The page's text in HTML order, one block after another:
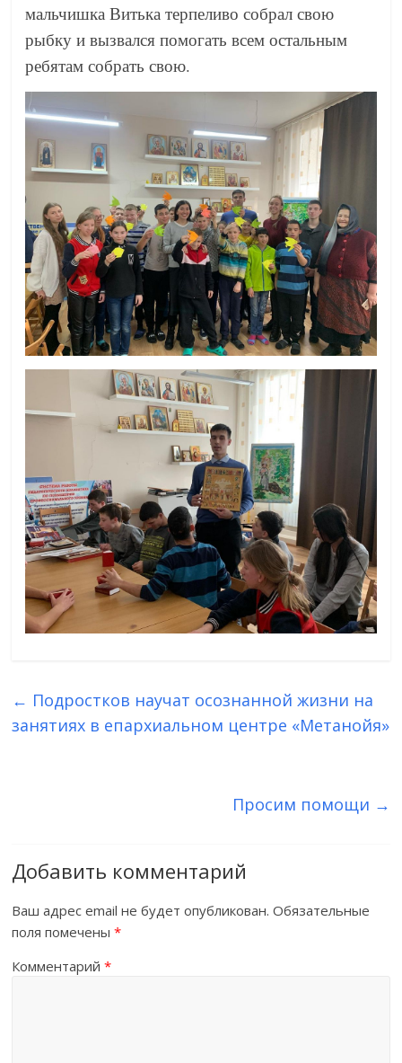
мальчишка Витька терпеливо собрал свою
рыбку и вызвался помогать всем остальным
ребятам собрать свою.
← Подростков научат осознанной жизни на
занятиях в епархиальном центре «Метанойя»
Просим помощи →
Добавить комментарий
Ваш адрес email не будет опубликован. Обязательные
поля помечены*
Комментарий*